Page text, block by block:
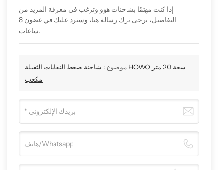
إذا كنت مهتمًا بشاحنات هوو وترغب في معرفة المزيد من
التفاصيل، يرجى ترك رسالة هنا، وسنرد عليك في غضون 8
ساعات.
موضوع : شاحنة ضغط النفايات الثقيلة HOWO سعة 20 متر
مكعب